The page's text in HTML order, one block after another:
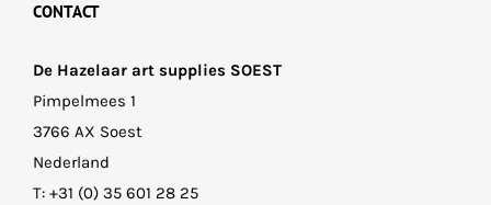
CONTACT
De Hazelaar art supplies SOEST
Pimpelmees 1
3766 AX Soest
Nederland
T: +31 (0) 35 601 28 25